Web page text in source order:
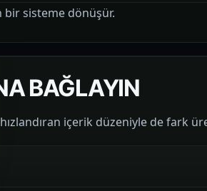
bir sisteme dönüşür.
BAĞLAYIN
içerik düzeniyle de fark